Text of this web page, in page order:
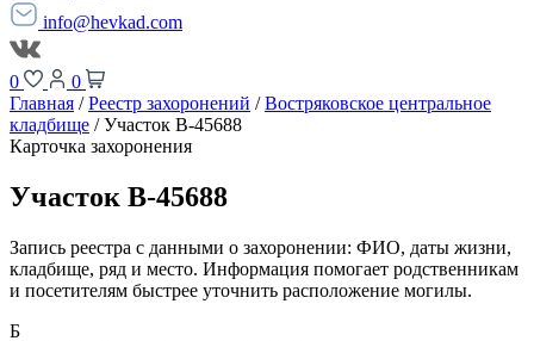
info@hevkad.com
0
0
Главная / Реестр захоронений / Востряковское центральное
кладбище / Участок В-45688
Карточка захоронения
Участок В-45688
Запись реестра с данными о захоронении: ФИО, даты жизни,
кладбище, ряд и место. Информация помогает родственникам
и посетителям быстрее уточнить расположение могилы.
Б